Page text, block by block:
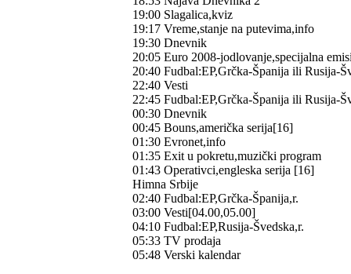
19:00 Slagalica,kviz
19:17 Vreme,stanje na putevima,info
19:30 Dnevnik
20:05 Euro 2008-jodlovanje,specijalna
20:40 Fudbal:EP,Grčka-Španija ili Rusija-
22:40 Vesti
22:45 Fudbal:EP,Grčka-Španija ili Rusija-
00:30 Dnevnik
00:45 Bouns,američka serija[16]
01:30 Evronet,info
01:35 Exit u pokretu,muzički program
01:43 Operativci,engleska serija [16]
Himna Srbije
02:40 Fudbal:EP,Grčka-Španija,r.
03:00 Vesti[04.00,05.00]
04:10 Fudbal:EP,Rusija-Švedska,r.
05:33 TV prodaja
05:48 Verski kalendar